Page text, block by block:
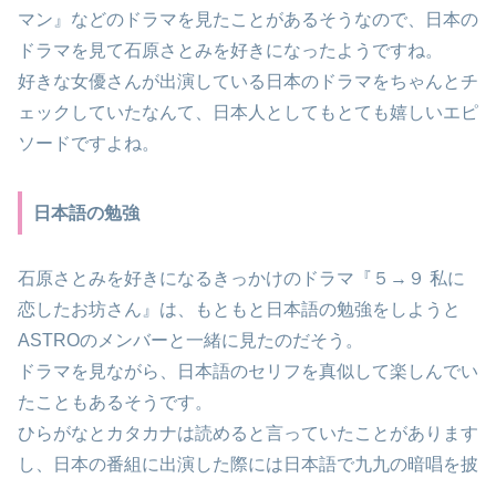
マン』などのドラマを見たことがあるそうなので、日本の
ドラマを見て石原さとみを好きになったようですね。
好きな女優さんが出演している日本のドラマをちゃんとチ
ェックしていたなんて、日本人としてもとても嬉しいエピ
ソードですよね。
日本語の勉強
石原さとみを好きになるきっかけのドラマ『５→９ 私に
恋したお坊さん』は、もともと日本語の勉強をしようと
ASTROのメンバーと一緒に見たのだそう。
ドラマを見ながら、日本語のセリフを真似して楽しんでい
たこともあるそうです。
ひらがなとカタカナは読めると言っていたことがあります
し、日本の番組に出演した際には日本語で九九の暗唱を披